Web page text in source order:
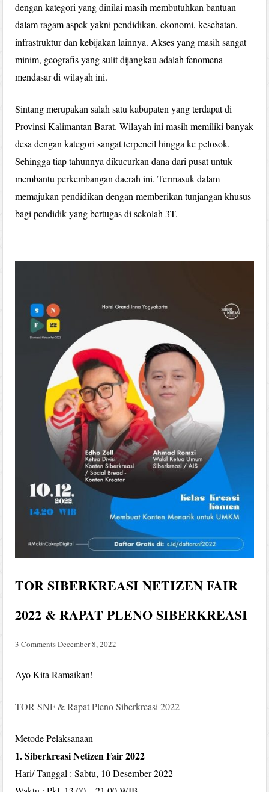
dengan kategori yang dinilai masih membutuhkan bantuan
dalam ragam aspek yakni pendidikan, ekonomi, kesehatan,
infrastruktur dan kebijakan lainnya. Akses yang masih sangat
minim, geografis yang sulit dijangkau adalah fenomena
mendasar di wilayah ini.
Sintang merupakan salah satu kabupaten yang terdapat di
Provinsi Kalimantan Barat. Wilayah ini masih memiliki banyak
desa dengan kategori sangat terpencil hingga ke pelosok.
Sehingga tiap tahunnya dikucurkan dana dari pusat untuk
membantu perkembangan daerah ini. Termasuk dalam
memajukan pendidikan dengan memberikan tunjangan khusus
bagi pendidik yang bertugas di sekolah 3T.
TOR SIBERKREASI NETIZEN FAIR
2022 & RAPAT PLENO SIBERKREASI
3 CommentsDecember 8, 2022
Ayo Kita Ramaikan!
TOR SNF & Rapat Pleno Siberkreasi 2022
Metode Pelaksanaan
1. Siberkreasi Netizen Fair 2022
Hari/ Tanggal : Sabtu, 10 Desember 2022